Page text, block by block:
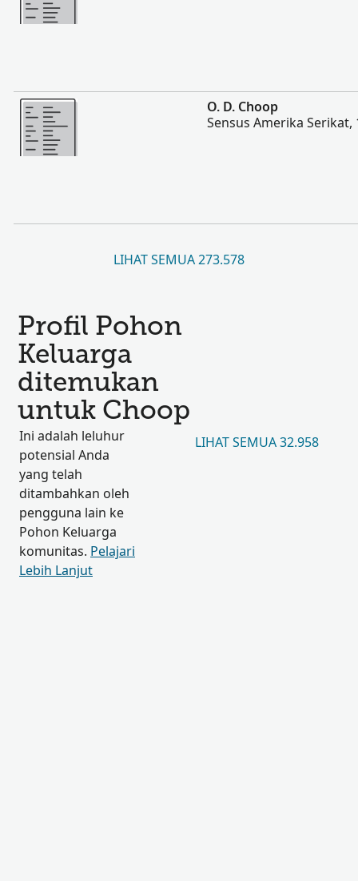
Lebih banyak
O. D. Choop
Sensus Amerika Serikat,
LIHAT SEMUA 273.578
Profil Pohon
Keluarga
ditemukan
untuk Choop
Ini adalah leluhur
potensial Anda
yang telah
ditambahkan oleh
pengguna lain ke
Pohon Keluarga
komunitas. Pelajari
Lebih Lanjut
LIHAT SEMUA 32.958